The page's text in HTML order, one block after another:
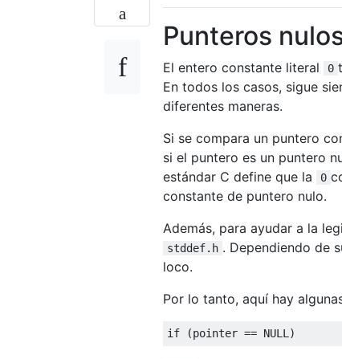
Punteros
El entero constante literal 0
En todos los casos, sigue
diferentes maneras.
Si se compara un puntero
si el puntero es un puntero
estándar C define que la
0
constante de puntero nulo.
Además, para ayudar a la
stddef.h . Dependiendo de
loco.
Por lo tanto, aquí hay
if (pointer == NULL )